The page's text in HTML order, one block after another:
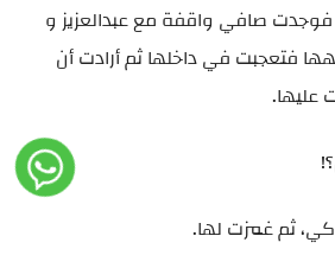
فوجدت صافي واقفة مع عبدالعزيز و
فتعجبت في داخلها ثم أرادت أن
عليها.
ثم غمزت لها.